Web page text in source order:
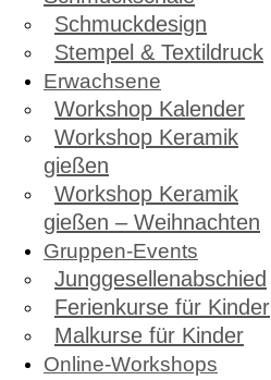
Schmuckdesign
Stempel & Textildruck
Erwachsene
Workshop Kalender
Workshop Keramik
gießen
Workshop Keramik
gießen – Weihnachten
Gruppen-Events
Junggesellenabschied
Ferienkurse für Kinder
Malkurse für Kinder
Online-Workshops